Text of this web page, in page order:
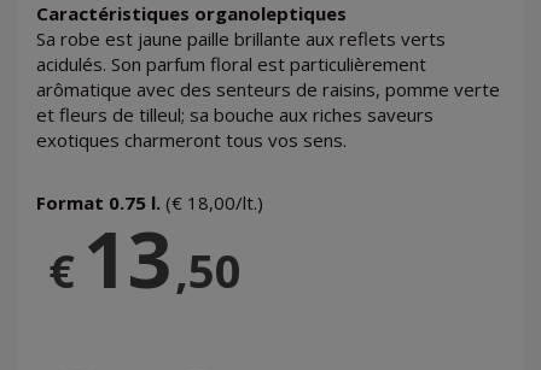
Caractéristiques organoleptiques
Sa robe est jaune paille brillante aux reflets verts
acidulés. Son parfum floral est particulièrement
arômatique avec des senteurs de raisins, pomme verte
et fleurs de tilleul; sa bouche aux riches saveurs
exotiques charmeront tous vos sens.
Format 0.75 l. (€ 18,00/lt.)
€ 13,50